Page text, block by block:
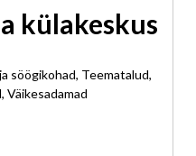
külakeskus
söögikohad, Teematalud,
Väikesadamad